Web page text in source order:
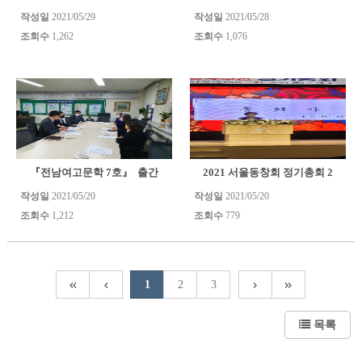
작성일 2021/05/29
조회수1,262
작성일 2021/05/28
조회수1,076
『전남여고문학 7호』 출간
작성일 2021/05/20
조회수1,212
2021 서울동창회 정기총회 2
작성일 2021/05/20
조회수779
1 2 3
목록